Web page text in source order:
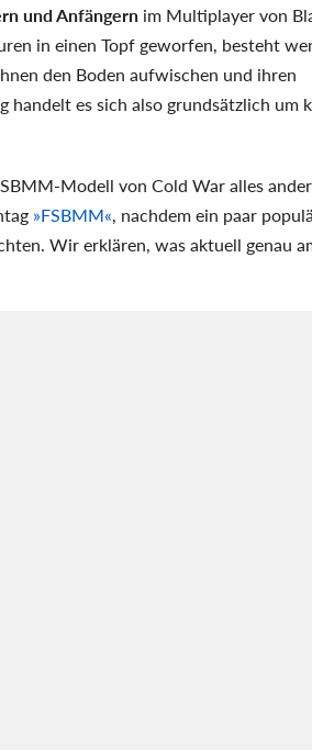
und Anfängern im Multiplayer von
in einen Topf geworfen, besteht
den Boden aufwischen und ihren
handelt es sich also grundsätzlich um
Modell von Cold War alles
»FSBMM«, nachdem ein paar
Wir erklären, was aktuell genau